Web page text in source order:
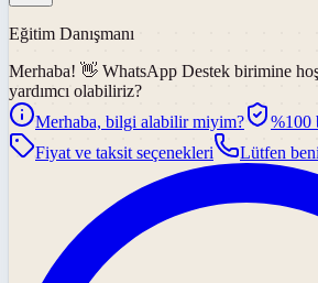
Eğitim Danışmanı
Merhaba! 👋 WhatsApp Destek birimine
yardımcı olabiliriz?
Merhaba, bilgi alabilir miyim?
%100
Fiyat ve taksit seçenekleri
Lütfen beni